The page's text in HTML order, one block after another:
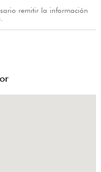
remitir la información